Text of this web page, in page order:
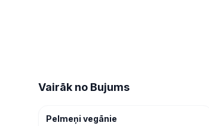
Vairāk no Bujums
Pelmeņi vegānie